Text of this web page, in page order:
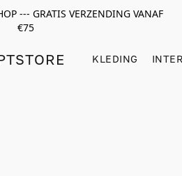
--- GRATIS VERZENDING VANAF
€75
KLEDING